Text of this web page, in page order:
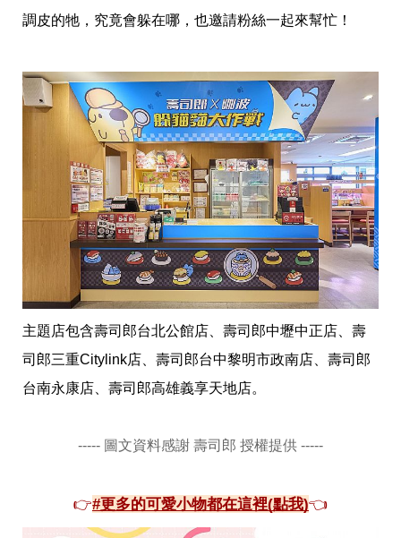
調皮的牠，究竟會躲在哪，也邀請粉絲一起來幫忙！
主題店包含壽司郎台北公館店、壽司郎中壢中正店、壽
司郎三重Citylink店、壽司郎台中黎明市政南店、壽司郎
台南永康店、壽司郎高雄義享天地店。
----- 圖文資料感謝 壽司郎 授權提供 -----
👉#更多的可愛小物都在這裡(點我)👈